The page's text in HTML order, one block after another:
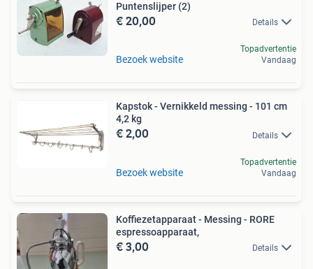
Puntenslijper (2)
€ 20,00 Details
Bezoek website
Topadvertentie
Vandaag
Kapstok - Vernikkeld messing - 101 cm
4,2 kg
€ 2,00 Details
Bezoek website
Topadvertentie
Vandaag
Koffiezetapparaat - Messing - RORE
espressoapparaat,
€ 3,00 Details